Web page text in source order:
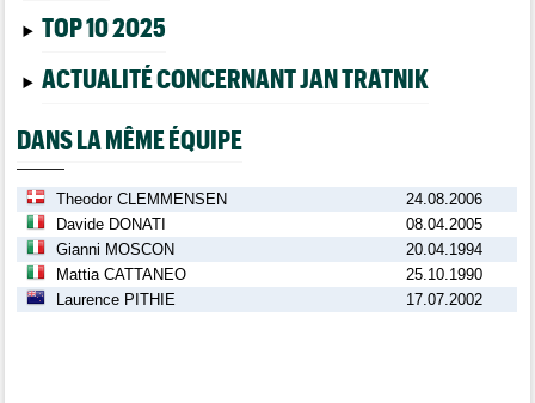
TOP 10 2025
ACTUALITÉ CONCERNANT JAN TRATNIK
DANS LA MÊME ÉQUIPE
Theodor CLEMMENSEN
24.08.2006
Davide DONATI
08.04.2005
Gianni MOSCON
20.04.1994
Mattia CATTANEO
25.10.1990
Laurence PITHIE
17.07.2002